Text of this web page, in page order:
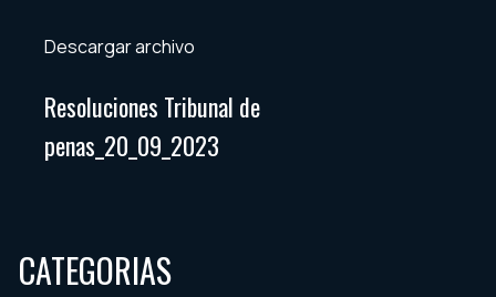
Descargar archivo
Resoluciones Tribunal de
penas_20_09_2023
CATEGORIAS